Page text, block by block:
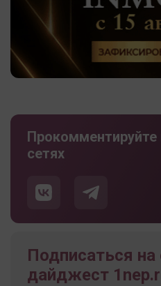
сетях
Подписаться
дайджест